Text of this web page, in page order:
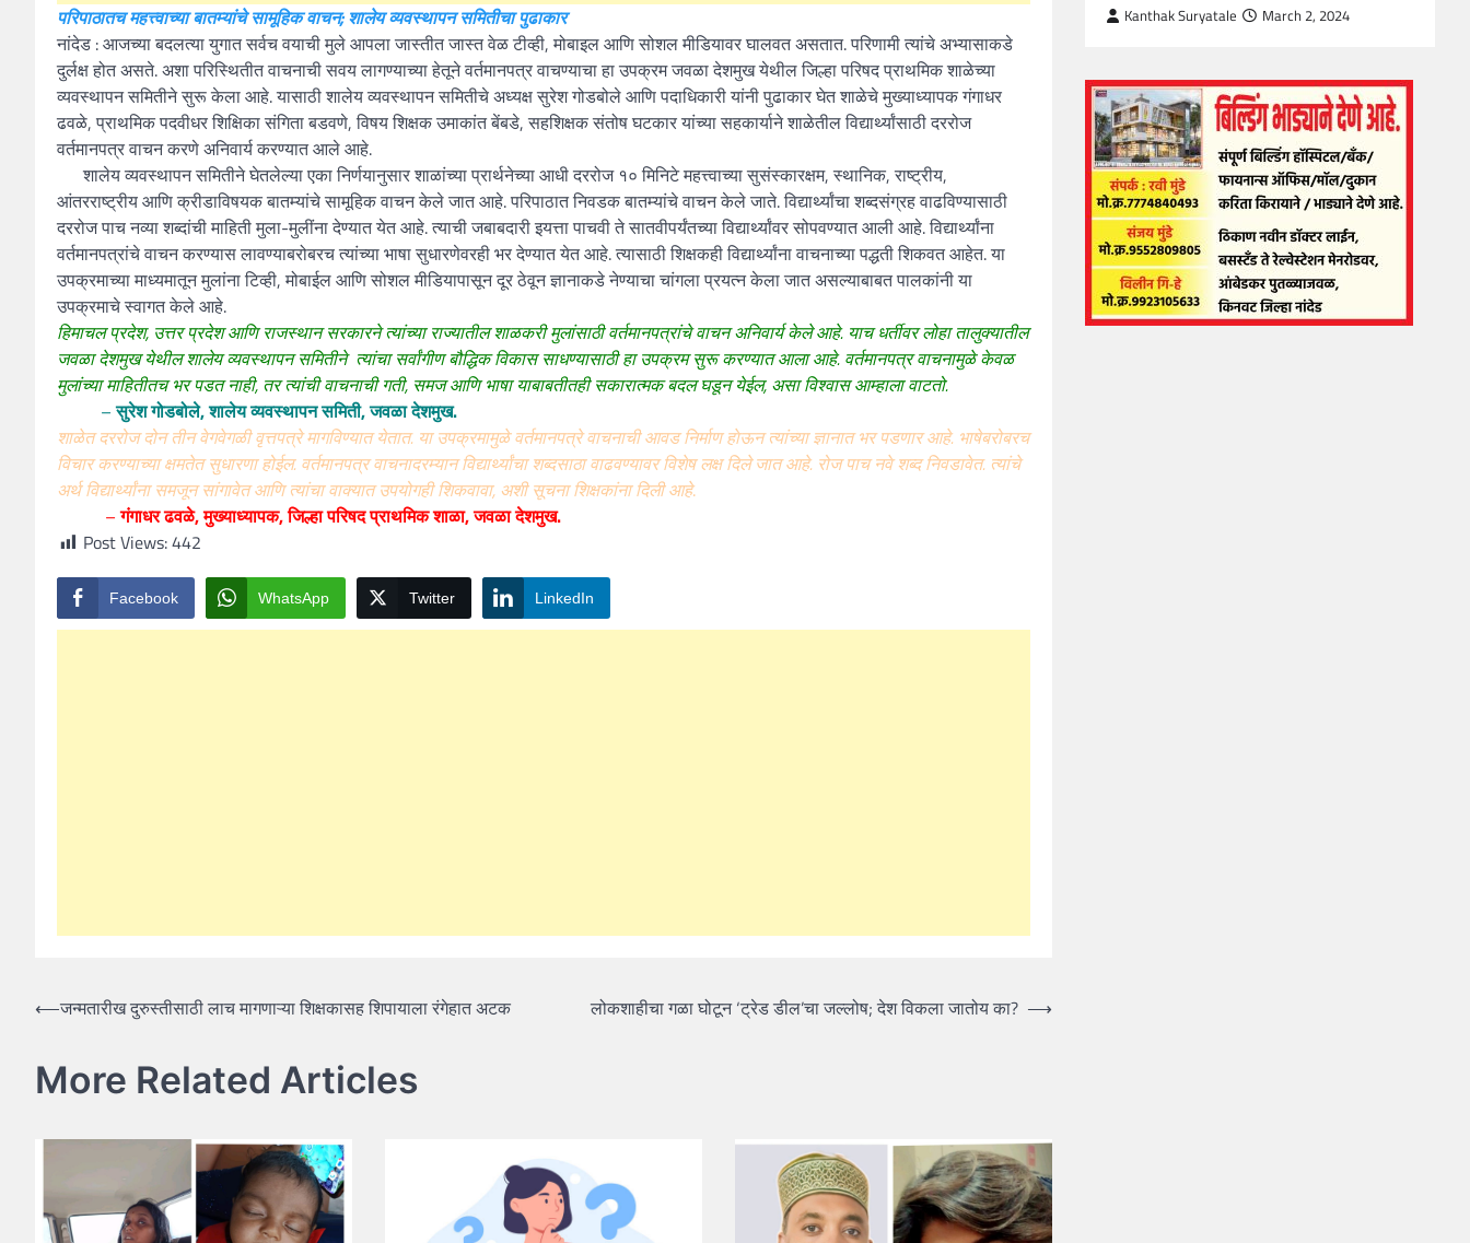
परिपाठातच महत्त्वाच्या बातम्यांचे सामूहिक वाचन; शालेय व्यवस्थापन समितीचा पुढाकार
नांदेड : आजच्या बदलत्या युगात सर्वच वयाची मुले आपला जास्तीत जास्त वेळ टीव्ही, मोबाइल आणि सोशल मीडियावर घालवत असतात. परिणामी त्यांचे अभ्यासाकडे
दुर्लक्ष होत असते. अशा परिस्थितीत वाचनाची सवय लागण्याच्या हेतूने वर्तमानपत्र वाचण्याचा हा उपक्रम जवळा देशमुख येथील जिल्हा परिषद प्राथमिक शाळेच्या
व्यवस्थापन समितीने सुरू केला आहे. यासाठी शालेय व्यवस्थापन समितीचे अध्यक्ष सुरेश गोडबोले आणि पदाधिकारी यांनी पुढाकार घेत शाळेचे मुख्याध्यापक गंगाधर
ढवळे, प्राथमिक पदवीधर शिक्षिका संगिता बडवणे, विषय शिक्षक उमाकांत बेंबडे, सहशिक्षक संतोष घटकार यांच्या सहकार्याने शाळेतील विद्यार्थ्यांसाठी दररोज
वर्तमानपत्र वाचन करणे अनिवार्य करण्यात आले आहे.
शालेय व्यवस्थापन समितीने घेतलेल्या एका निर्णयानुसार शाळांच्या प्रार्थनेच्या आधी दररोज १० मिनिटे महत्त्वाच्या सुसंस्कारक्षम, स्थानिक, राष्ट्रीय,
आंतरराष्ट्रीय आणि क्रीडाविषयक बातम्यांचे सामूहिक वाचन केले जात आहे. परिपाठात निवडक बातम्यांचे वाचन केले जाते. विद्यार्थ्यांचा शब्दसंग्रह वाढविण्यासाठी
दररोज पाच नव्या शब्दांची माहिती मुला-मुलींना देण्यात येत आहे. त्याची जबाबदारी इयत्ता पाचवी ते सातवीपर्यंतच्या विद्यार्थ्यांवर सोपवण्यात आली आहे. विद्यार्थ्यांना
वर्तमानपत्रांचे वाचन करण्यास लावण्याबरोबरच त्यांच्या भाषा सुधारणेवरही भर देण्यात येत आहे. त्यासाठी शिक्षकही विद्यार्थ्यांना वाचनाच्या पद्धती शिकवत आहेत. या
उपक्रमाच्या माध्यमातून मुलांना टिव्ही, मोबाईल आणि सोशल मीडियापासून दूर ठेवून ज्ञानाकडे नेण्याचा चांगला प्रयत्न केला जात असल्याबाबत पालकांनी या
उपक्रमाचे स्वागत केले आहे.
हिमाचल प्रदेश, उत्तर प्रदेश आणि राजस्थान सरकारने त्यांच्या राज्यातील शाळकरी मुलांसाठी वर्तमानपत्रांचे वाचन अनिवार्य केले आहे. याच धर्तीवर लोहा तालुक्यातील
जवळा देशमुख येथील शालेय व्यवस्थापन समितीने त्यांचा सर्वांगीण बौद्धिक विकास साधण्यासाठी हा उपक्रम सुरू करण्यात आला आहे. वर्तमानपत्र वाचनामुळे केवळ
मुलांच्या माहितीतच भर पडत नाही, तर त्यांची वाचनाची गती, समज आणि भाषा याबाबतीतही सकारात्मक बदल घडून येईल, असा विश्वास आम्हाला वाटतो.
–सुरेश गोडबोले, शालेय व्यवस्थापन समिती, जवळा देशमुख.
शाळेत दररोज दोन तीन वेगवेगळी वृत्तपत्रे मागविण्यात येतात. या उपक्रमामुळे वर्तमानपत्रे वाचनाची आवड निर्माण हाेऊन त्यांच्या ज्ञानात भर पडणार आहे. भाषेबरोबरच
विचार करण्याच्या क्षमतेत सुधारणा होईल. वर्तमानपत्र वाचनादरम्यान विद्यार्थ्यांचा शब्दसाठा वाढवण्यावर विशेष लक्ष दिले जात आहे. रोज पाच नवे शब्द निवडावेत. त्यांचे
अर्थ विद्यार्थ्यांना समजून सांगावेत आणि त्यांचा वाक्यात उपयोगही शिकवावा, अशी सूचना शिक्षकांना दिली आहे.
–गंगाधर ढवळे, मुख्याध्यापक, जिल्हा परिषद प्राथमिक शाळा, जवळा देशमुख.
Post Views:442
Facebook WhatsApp Twitter LinkedIn
Post
⟵जन्मतारीख दुरुस्तीसाठी लाच मागणाऱ्या शिक्षकासह शिपायाला रंगेहात अटक लोकशाहीचा गळा घोटून ‘ट्रेड डील’चा जल्लोष; देश विकला जातोय का? ⟶
More Related Articles
Kanthak Suryatale March 2, 2024